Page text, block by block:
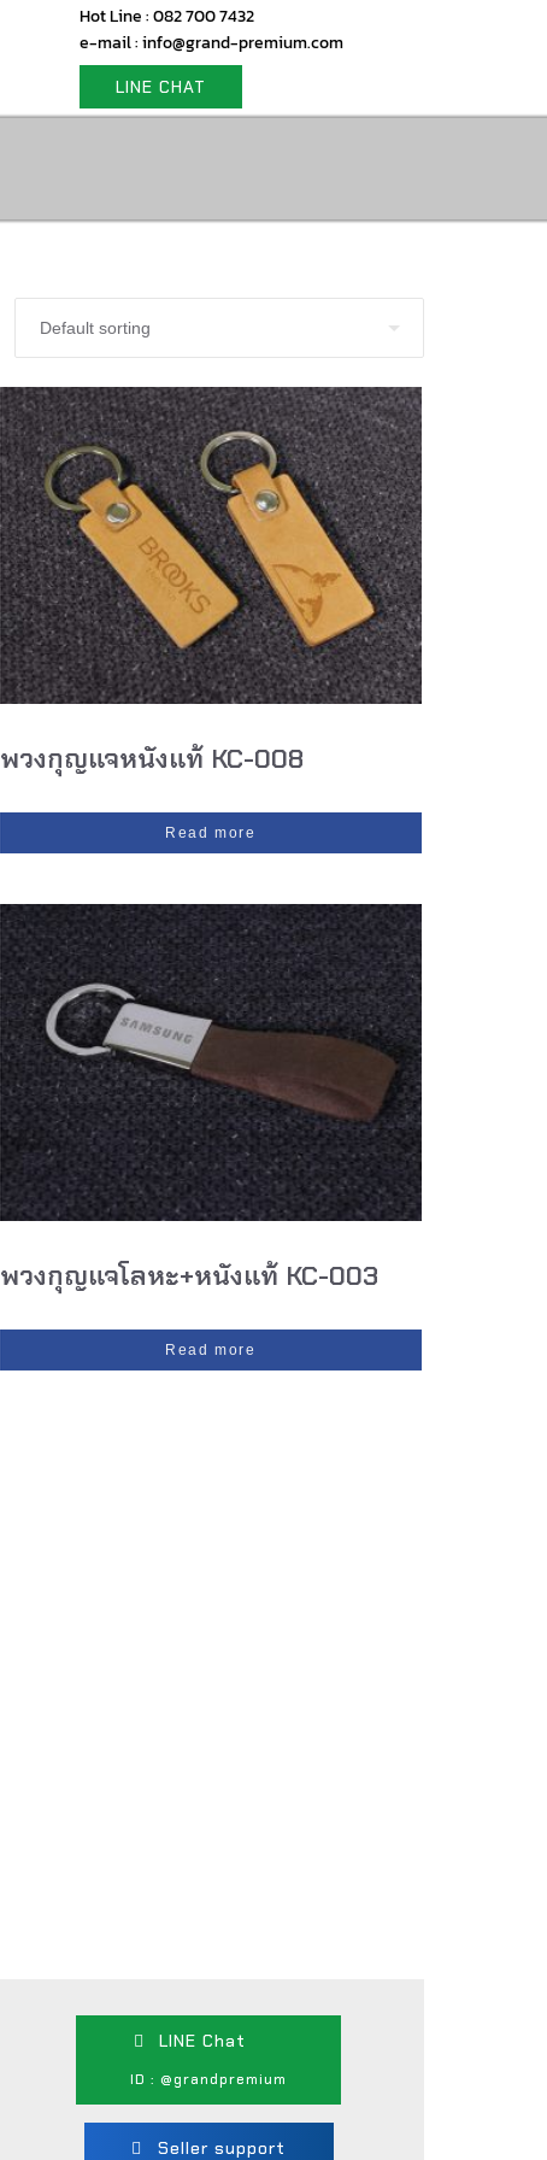
Hot Line : 082 700 7432
e-mail : info@grand-premium.com
LINE CHAT
พวงกุญแจหนังแท้ KC-008
Read more
พวงกุญแจโลหะ+หนังแท้ KC-003
Read more
LINE Chat
ID : @grandpremium
Seller support